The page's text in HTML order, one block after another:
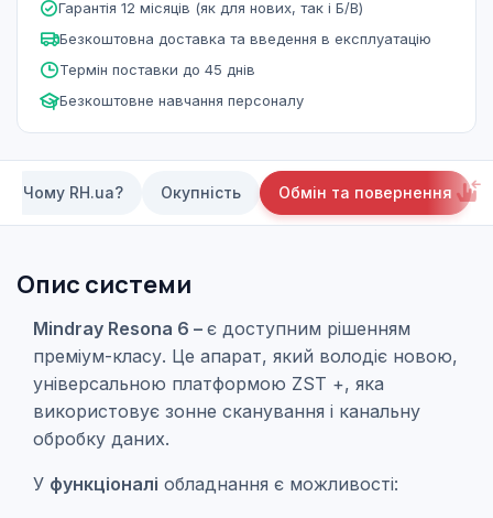
Гарантія 12 місяців (як для нових, так і Б/В)
Безкоштовна доставка та введення в експлуатацію
Термін поставки до 45 днів
Безкоштовне навчання персоналу
Чому RH.ua? Окупність Обмін та повернення
Опис системи
Mindray Resona 6 – є доступним рішенням
преміум-класу. Це апарат, який володіє новою,
універсальною платформою ZST +, яка
використовує зонне сканування і канальну
обробку даних.
У функціоналі обладнання є можливості: